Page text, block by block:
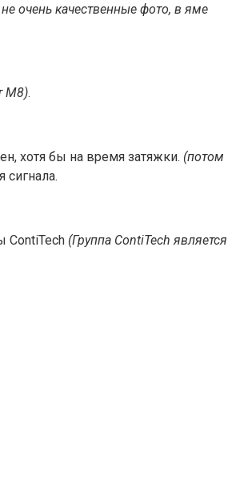
не очень качественные фото, в яме
М8).
хотя бы на время затяжки. (потом
сигнала.
ContiTech (Группа ContiTech является